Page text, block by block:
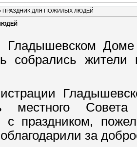
ПРАЗДНИК ДЛЯ ПОЖИЛЫХ ЛЮДЕЙ
Гладышевском Доме
собрались жители
местного
с праздником,
за